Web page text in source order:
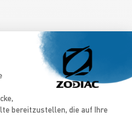
bereitzustellen, die auf Ihre